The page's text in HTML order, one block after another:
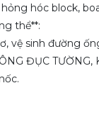
hóc block,
thể**:
vệ sinh đường
ĐỤC TƯỜNG,